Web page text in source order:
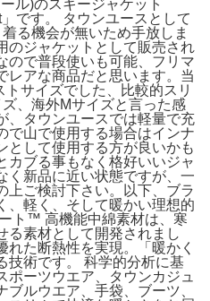
ル)のスキージャケット
です。 タウンユースとして
る機会が無いため手放しま
のジャケットとして販売され
ので普段使いも可能、フリマ
レアな商品だと思います。当
サイズでした、比較的スリ
、海外Mサイズと言った感
、タウンユースでは軽量で充
で山で使用する場合はインナ
として使用する方が良いかも
カブる事もなく格好いいジャ
く新品に近い状態ですが、一
上ご検討下さい。以下、ブラ
、軽く、そして暖かい理想的
ト™ 高機能中綿素材は、寒
る素材として開発されまし
た断熱性を実現。「暖かく
技術です。 科学的分析に基
ーツウエア、タウンカジュ
ルウエア、手袋、ブーツ、